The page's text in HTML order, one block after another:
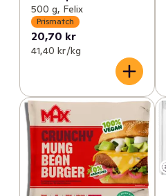
500 g, Felix
Prismatch
20,70 kr
41,40 kr /kg